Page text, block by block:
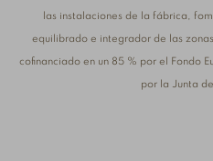
las instalaciones de la fábrica,
equilibrado e integrador de las
cofinanciado en un 85 % por el Fondo
por la Junta